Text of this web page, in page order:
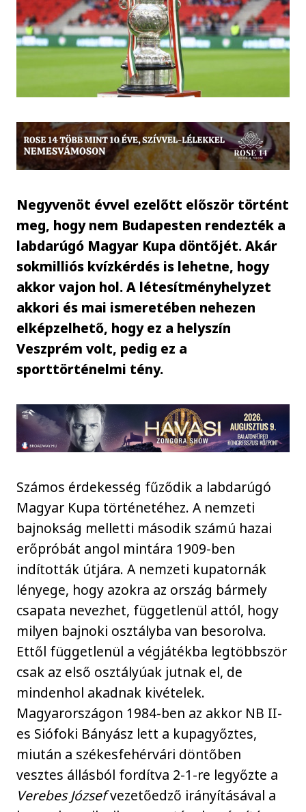
Negyvenöt évvel ezelőtt először történt
meg, hogy nem Budapesten rendezték a
labdarúgó Magyar Kupa döntőjét. Akár
sokmilliós kvízkérdés is lehetne, hogy
akkor vajon hol. A létesítményhelyzet
akkori és mai ismeretében nehezen
elképzelhető, hogy ez a helyszín
Veszprém volt, pedig ez a
sporttörténelmi tény.
Számos érdekesség fűződik a labdarúgó
Magyar Kupa történetéhez. A nemzeti
bajnokság melletti második számú hazai
erőpróbát angol mintára 1909-ben
indították útjára. A nemzeti kupatornák
lényege, hogy azokra az ország bármely
csapata nevezhet, függetlenül attól, hogy
milyen bajnoki osztályba van besorolva.
Ettől függetlenül a végjátékba legtöbbször
csak az első osztályúak jutnak el, de
mindenhol akadnak kivételek.
Magyarországon 1984-ben az akkor NB II-
es Siófoki Bányász lett a kupagyőztes,
miután a székesfehérvári döntőben
vesztes állásból fordítva 2-1-re legyőzte a
Verebes Józsefvezetőedző irányításával a